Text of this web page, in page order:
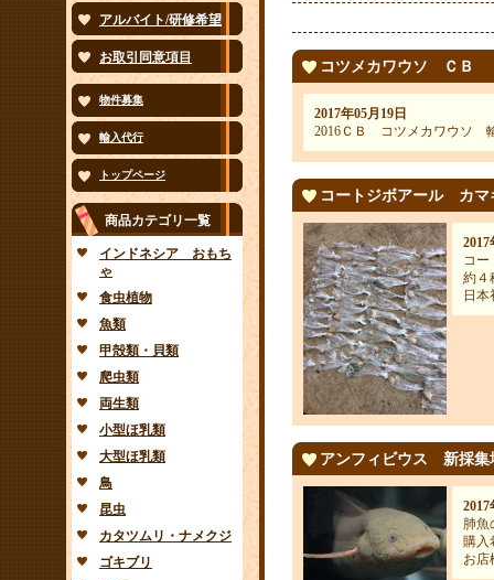
アルバイト/研修希望
お取引同意項目
物件募集
輸入代行
トップページ
商品カテゴリ一覧
インドネシア おもち
ゃ
食虫植物
魚類
甲殻類・貝類
爬虫類
両生類
小型ほ乳類
大型ほ乳類
鳥
昆虫
カタツムリ・ナメクジ
ゴキブリ
コツメカワウソ ＣＢ
2017年05月19日
2016ＣＢ コツメカワウソ
コートジボアール カマ
2017
コー
約４
日本
アンフィビウス 新採集
2017
肺魚
購入
お店